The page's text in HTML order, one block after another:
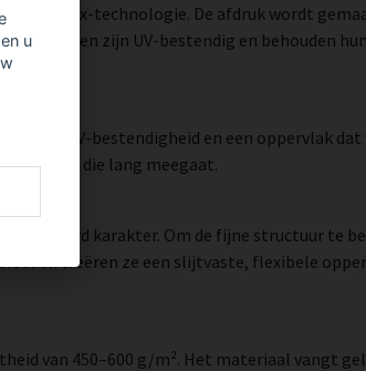
HP Latex-technologie. De afdruk wordt
De kleuren zijn UV-bestendig en behouden
UV-bestendigheid en een oppervlak
die lang meegaat.
karakter. Om de fijne structuur te
en creëren ze een slijtvaste, flexibele
van 450–600 g/m². Het materiaal vangt
u